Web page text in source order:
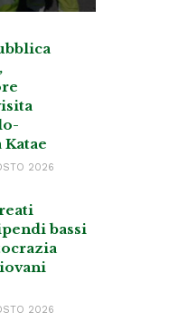
2026
bassi
2026